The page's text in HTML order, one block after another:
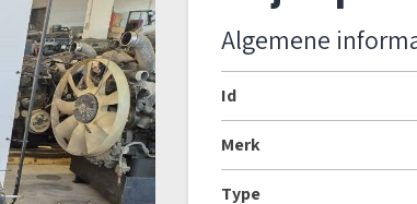
Algemene
Id
Merk
Type